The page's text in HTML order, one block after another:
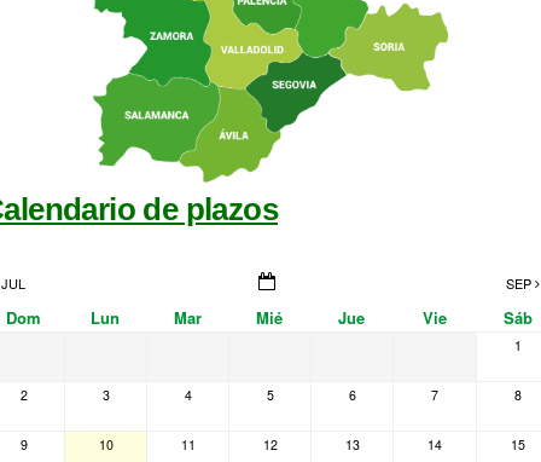
de plazos
SEP
Dom Lun Mar Mié Jue Vie Sáb
1
2 3 4 5 6 7 8
9 10 11 12 13 14 15